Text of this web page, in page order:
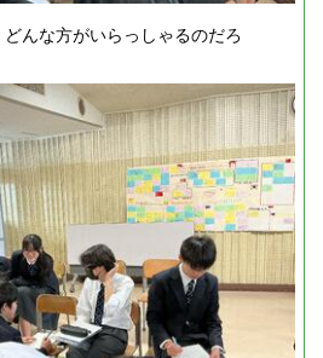
んな方がいらっしゃるのだろ